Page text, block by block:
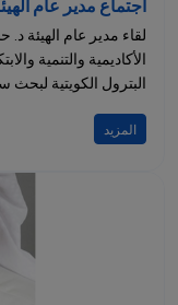
اجتماع مدير عام
لقاء مدير عام الهيئة
الأكاديمية والتنمية
البترول الكويتية
المزيد